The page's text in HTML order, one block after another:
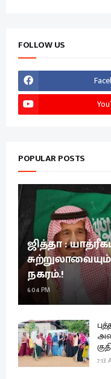
FOLLOW US
POPULAR POSTS
ஜித்தா :
நகரம்.!
6:04 PM
7:13